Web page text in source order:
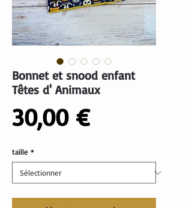
Bonnet et snood enfant
Têtes d' Animaux
30,00 €Prix
taille *